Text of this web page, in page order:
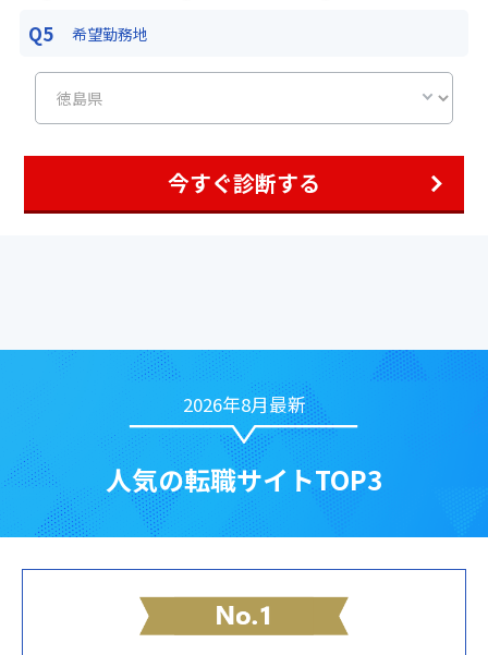
Q5 希望勤務地
今すぐ診断する
2026年8月最新
人気の転職サイトTOP3